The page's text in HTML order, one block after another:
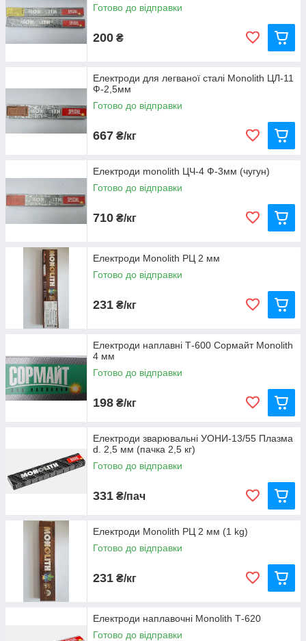
Готово до відправки
200 ₴
Електроди для легваної сталі Monolith ЦЛ-11
Ф-2,5мм
Готово до відправки
667 ₴/кг
Електроди monolith ЦЧ-4 Ф-3мм (чугун)
Готово до відправки
710 ₴/кг
Електроди Monolith РЦ 2 мм
Готово до відправки
231 ₴/кг
Електроди наплавні Т-600 Сормайт Monolith
4 мм
Готово до відправки
198 ₴/кг
Електроди зварювальні УОНИ-13/55 Плазма
d. 2,5 мм (пачка 2,5 кг)
Готово до відправки
331 ₴/пач
Електроди Monolith РЦ 2 мм (1 kg)
Готово до відправки
231 ₴/кг
Електроди наплавочні Monolith Т-620
Готово до відправки